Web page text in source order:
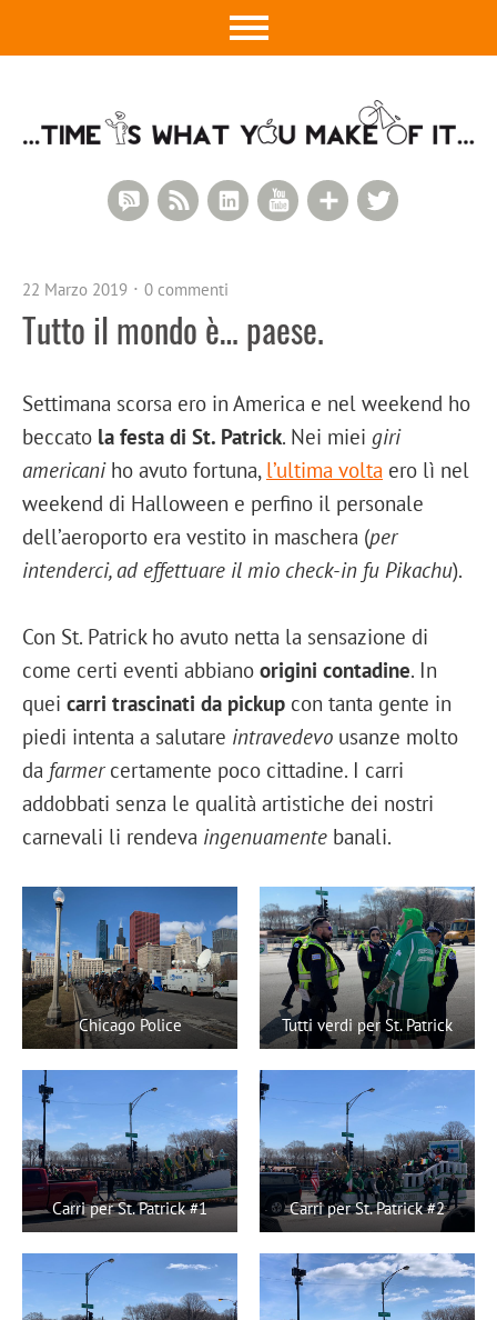
Google+
YouTube
LinkedIn
RSS Feed
RSS Comments
22 Marzo 2019 0 commenti
Tutto il mondo è… paese.
Settimana scorsa ero in America e nel weekend ho
beccato la festa di St. Patrick. Nei miei giri
americaniho avuto fortuna, l’ultima volta ero lì nel
weekend di Halloween e perfino il personale
dell’aeroporto era vestito in maschera (per
intenderci, ad effettuare il mio check-in fu Pikachu).
Con St. Patrick ho avuto netta la sensazione di
come certi eventi abbiano origini contadine. In
quei carri trascinati da pickup con tanta gente in
piedi intenta a salutare intravedevo usanze molto
da farmercertamente poco cittadine. I carri
addobbati senza le qualità artistiche dei nostri
carnevali li rendeva ingenuamente banali.
Chicago Police Tutti verdi per St. Patrick
Carri per St. Patrick #1 Carri per St. Patrick #2